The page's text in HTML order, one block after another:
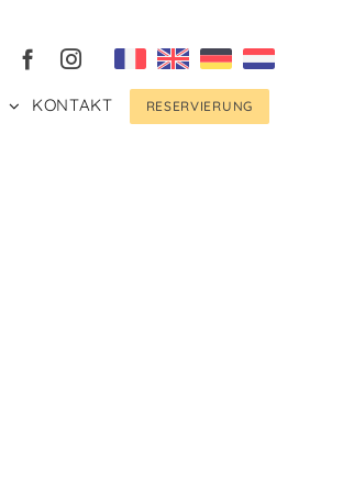
KONTAKT RESERVIERUNG